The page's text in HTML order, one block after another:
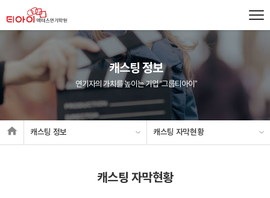
캐스팅 정보
연기자의 가치를 높이는 기업 “그룹티아이”
캐스팅 정보 캐스팅 자막현황
캐스팅 자막현황